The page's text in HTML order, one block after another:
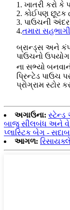
1. ખાતરી કરો
2. કોઈપણ છૂટક
3. પાઉચની અંદર
4.તમારા
બ્રાન્ડ્સ અને
પાઉચનો ઉપયોગ
ના સભ્યો
પ્રિન્ટેડ પાઉચ
પ્રોગ્રામ સ્ટોર
અગાઉના: સ્ટેન્ડ
બાજુ સીલબંધ અને
પ્લાસ્ટિક બેગ -
આગળ: